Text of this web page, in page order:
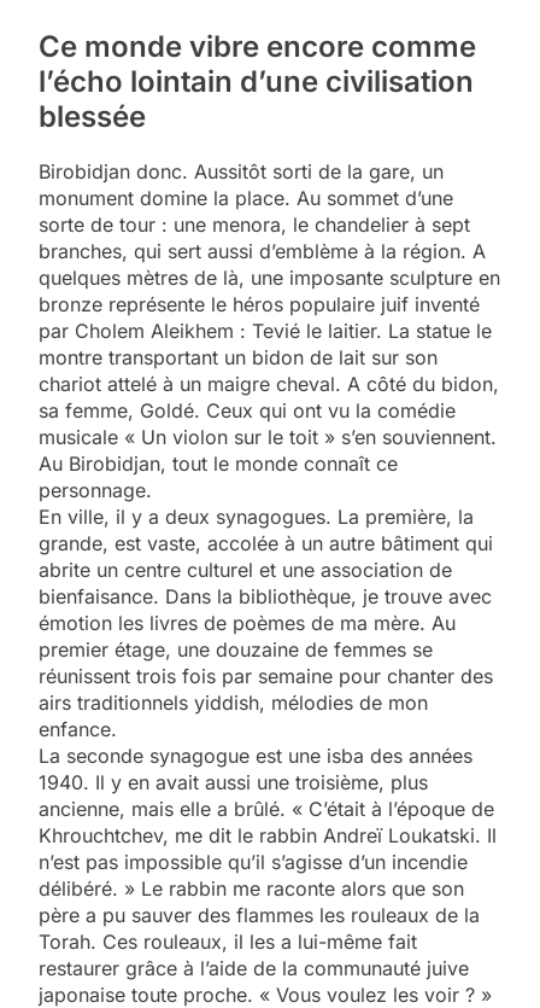
Ce monde vibre encore comme
l’écho lointain d’une civilisation
blessée
Birobidjan donc. Aussitôt sorti de la gare, un
monument domine la place. Au sommet d’une
sorte de tour : une menora, le chandelier à sept
branches, qui sert aussi d’emblème à la région. A
quelques mètres de là, une imposante sculpture en
bronze représente le héros populaire juif inventé
par Cholem Aleikhem : Tevié le laitier. La statue le
montre transportant un bidon de lait sur son
chariot attelé à un maigre cheval. A côté du bidon,
sa femme, Goldé. Ceux qui ont vu la comédie
musicale « Un violon sur le toit » s’en souviennent.
Au Birobidjan, tout le monde connaît ce
personnage.
En ville, il y a deux synagogues. La première, la
grande, est vaste, accolée à un autre bâtiment qui
abrite un centre ­culturel et une association de
bienfaisance. Dans la bibliothèque, je trouve avec
émotion les livres de poèmes de ma mère. Au
premier étage, une douzaine de femmes se
réunissent trois fois par semaine pour chanter des
airs traditionnels yiddish, mélodies de mon
enfance.
La seconde synagogue est une isba des années
1940. Il y en avait aussi une troisième, plus
ancienne, mais elle a brûlé. « C’était à l’époque de
Khrouchtchev, me dit le rabbin ­Andreï Loukatski. Il
n’est pas impossible qu’il s’agisse d’un incendie
délibéré. » Le rabbin me raconte alors que son
père a pu sauver des flammes les rouleaux de la
Torah. Ces rouleaux, il les a lui-même fait
restaurer grâce à l’aide de la communauté juive
japonaise toute proche. « Vous voulez les voir ? »